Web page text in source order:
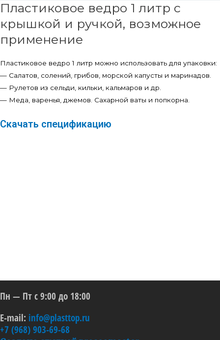
Пластиковое ведро 1 литр с
крышкой и ручкой, возможное
применение
Пластиковое ведро 1 литр можно использовать для упаковки:
— Салатов, солений, грибов, морской капусты и маринадов.
— Рулетов из сельди, кильки, кальмаров и др.
— Меда, варенья, джемов. Сахарной ваты и попкорна.
Скачать спецификацию
Пн — Пт с 9:00 до 18:00
E-mail: info@plasttop.ru
+7 (968) 903-69-68